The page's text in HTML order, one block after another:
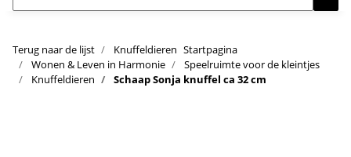
Terug naar de lijst Knuffeldieren Startpagina
Wonen & Leven in Harmonie
Speelruimte voor de kleintjes
Knuffeldieren
Schaap Sonja knuffel ca 32 cm